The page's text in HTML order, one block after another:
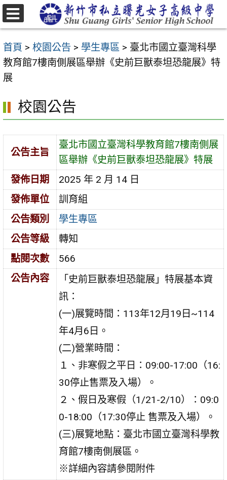
跳
至
要
內
容
首頁 > 校園公告 > 學生專區 > 臺北市國立臺灣科學
教育館7樓南側展區舉辦《史前巨獸泰坦恐龍展》特
展
校園公告
公告主旨
臺北市國立臺灣科學教育館7樓南側展
區舉辦《史前巨獸泰坦恐龍展》特展
發佈日期
2025 年 2 月 14 日
發佈單位
訓育組
公告類別
學生專區
公告等級
轉知
點閱次數
566
公告內容
「史前巨獸泰坦恐龍展」特展基本資
訊：
(一)展覽時間：113年12月19日~114
年4月6日。
(二)營業時間：
１、非寒假之平日：09:00-17:00（16:
30停止售票及入場）。
２、假日及寒假（1/21-2/10）：09:0
0-18:00（17:30停止 售票及入場）。
(三)展覽地點：臺北市國立臺灣科學教
育館7樓南側展區。
※詳細內容請參閱附件
選
單